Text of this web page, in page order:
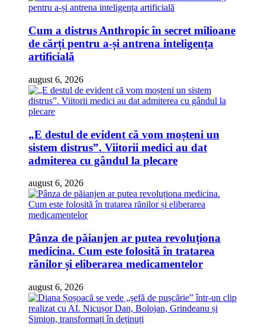
Cum a distrus Anthropic în secret milioane
de cărți pentru a-și antrena inteligența
artificială
august 6, 2026
„E destul de evident că vom moșteni un
sistem distrus”. Viitorii medici au dat
admiterea cu gândul la plecare
august 6, 2026
Pânza de păianjen ar putea revoluționa
medicina. Cum este folosită în tratarea
rănilor și eliberarea medicamentelor
august 6, 2026